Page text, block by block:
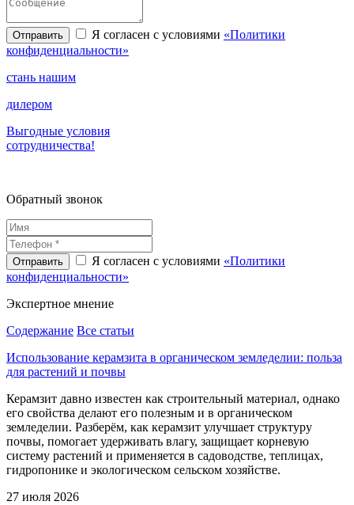
Я согласен с условиями «Политики
конфиденциальности»
стань нашим
дилером
Выгодные условия
сотрудничества!
Обратный звонок
Я согласен с условиями «Политики
конфиденциальности»
Экспертное мнение
Содержание Все статьи
Использование керамзита в органическом земледелии: польза
для растений и почвы
Керамзит давно известен как строительный материал, однако
его свойства делают его полезным и в органическом
земледелии. Разберём, как керамзит улучшает структуру
почвы, помогает удерживать влагу, защищает корневую
систему растений и применяется в садоводстве, теплицах,
гидропонике и экологическом сельском хозяйстве.
27 июля 2026